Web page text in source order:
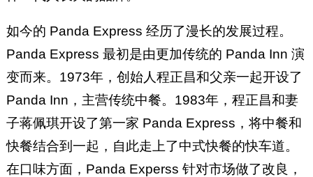
如今的 Panda Express 经历了漫长的发展过程。
Panda Express 最初是由更加传统的 Panda Inn 演
变而来。1973年，创始人程正昌和父亲一起开设了
Panda Inn，主营传统中餐。1983年，程正昌和妻
子蒋佩琪开设了第一家 Panda Express，将中餐和
快餐结合到一起，自此走上了中式快餐的快车道。
在口味方面，Panda Experss 针对市场做了改良，